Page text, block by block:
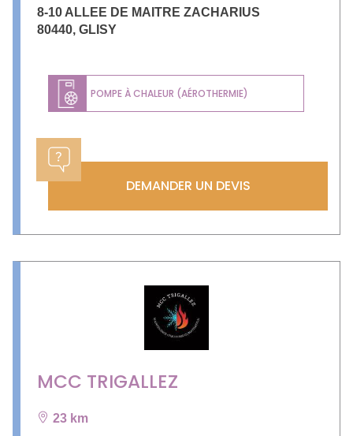
8-10 ALLEE DE MAITRE ZACHARIUS
80440, GLISY
POMPE À CHALEUR (AÉROTHERMIE)
DEMANDER UN DEVIS
MCC TRIGALLEZ
23 km